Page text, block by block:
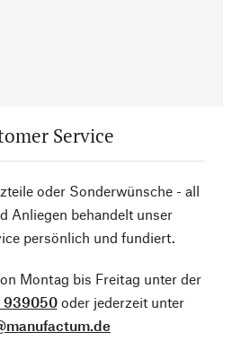
Service
oder Sonderwünsche - all
Anliegen behandelt unser
persönlich und fundiert.
Montag bis Freitag unter der
939050oder jederzeit unter